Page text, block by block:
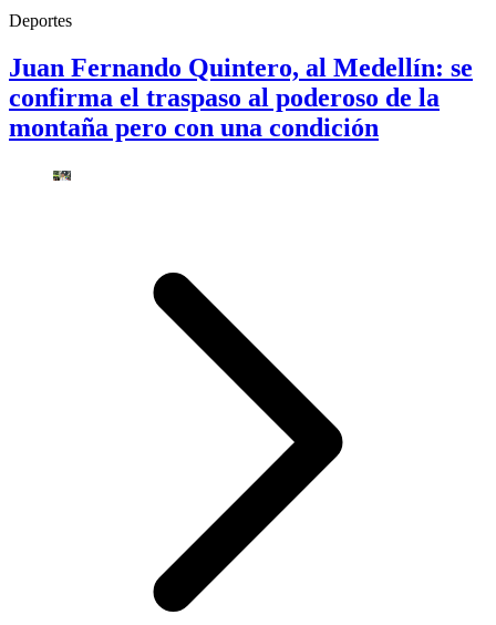
Deportes
Juan Fernando Quintero, al Medellín: se
confirma el traspaso al poderoso de la
montaña pero con una condición